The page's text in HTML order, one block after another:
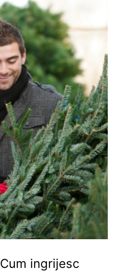
Cum ingrijesc